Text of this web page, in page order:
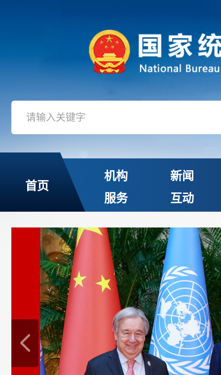
首页
机构
新闻
服务
互动